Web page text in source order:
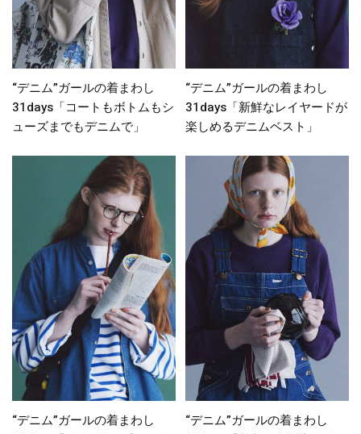
“デニム”ガールの着まわし
31days「コートもボトムもシ
ューズまでもデニムで」
“デニム”ガールの着まわし
31days「新鮮なレイヤードが
楽しめるデニムベスト」
“デニム”ガールの着まわし
“デニム”ガールの着まわし